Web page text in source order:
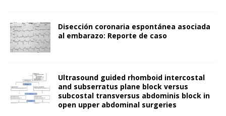
Disección coronaria espontánea asociada
al embarazo: Reporte de caso
Ultrasound guided rhomboid intercostal
and subserratus plane block versus
subcostal transversus abdominis block in
open upper abdominal surgeries